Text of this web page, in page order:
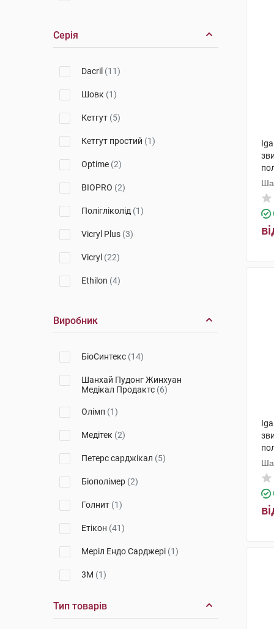
Серія
Dacril (11)
Шовк (1)
Кетгут (5)
Кетгут простий (1)
Optime (2)
BIOPRO (2)
Полігліколід (1)
Vicryl Plus (3)
Vicryl (22)
Ethilon (4)
Prolene
Chirasorb (1)
Виробник
БіоСинтекс (14)
Шанхай Пудонг Жинхуан
Медікал Продактс (6)
Олімп (1)
Медітек (2)
Петерс сарджікал (5)
Біополімер (2)
Голнит (1)
Етікон (41)
Меріл Ендо Сарджері (1)
3М (1)
Хірана Інджекта(3)
Тип товарів
см
1